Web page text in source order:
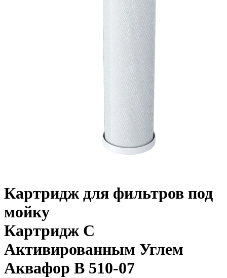
Картридж для фильтров под
мойку
Картридж С
Активированным Углем
Аквафор B 510-07